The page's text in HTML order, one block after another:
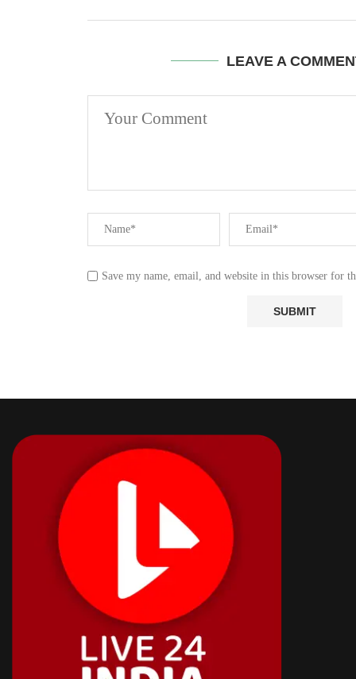
LEAVE A
Save my name, email, and website in this browser for